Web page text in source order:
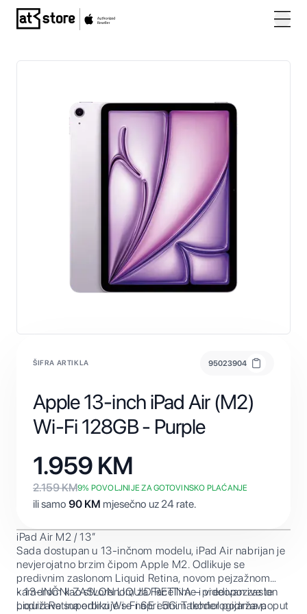
Posjetite početnu stranicu AT Store
ŠIFRA ARTIKLA 95023904
Apple 13-inch iPad Air (M2)
Wi-Fi 128GB - Purple
1.959 KM
2.159KM9% POVOLJNIJE ZA GOTOVINSKO PLAĆANJE
ili samo 90 KM mjesečno uz 24 rate.
iPad Air M2 / 13”
Sada dostupan u 13-inčnom modelu, iPad Air nabrijan je
nevjerojatno brzim čipom Apple M2. Odlikuje se
predivnim zaslonom Liquid Retina, novom pejzažnom
kamerom kao stvorenom za FaceTime i videopozive te
podržava superbrzi Wi-Fi 6E i 5G. Također podržava
• 13-INČNI ZASLON LIQUID RETINA – predivan zaslon
Liquid Retina odlikuje se naprednim tehnologijama poput